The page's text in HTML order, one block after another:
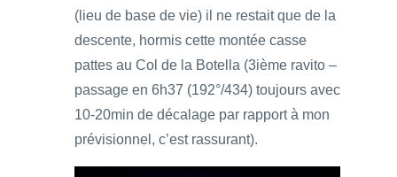
(lieu de base de vie) il ne restait que de la
descente, hormis cette montée casse
pattes au Col de la Botella (3ième ravito –
passage en 6h37 (192°/434) toujours avec
10-20min de décalage par rapport à mon
prévisionnel, c’est rassurant).